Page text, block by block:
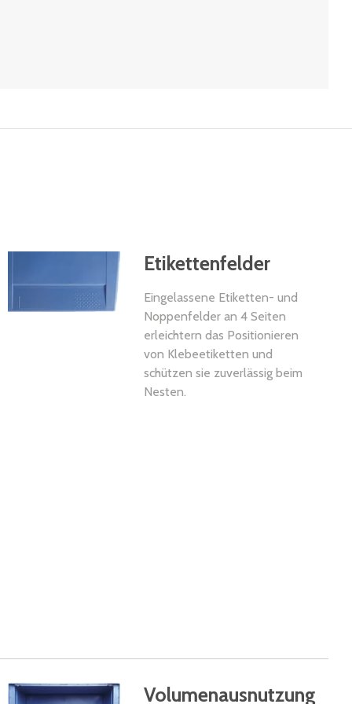
Etikettenfelder
Eingelassene Etiketten- und
Noppenfelder an 4 Seiten
erleichtern das Positionieren
von Klebeetiketten und
schützen sie zuverlässig beim
Nesten.
Volumenausnutzung